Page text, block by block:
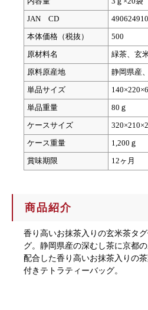
JAN CD
本体価格（税抜） 500
原材料名 緑茶、玄
原料原産地 静岡県産
単品サイズ
単品重量 80ｇ
ケースサイズ
ケース重量 1,200ｇ
賞味期限 12ヶ月
商品紹介
香り高いお抹茶入りの玄米茶タ
グ。静岡県産の深むし茶に京都
配合した香り高いお抹茶入りの
付きテトラティーバッグ。